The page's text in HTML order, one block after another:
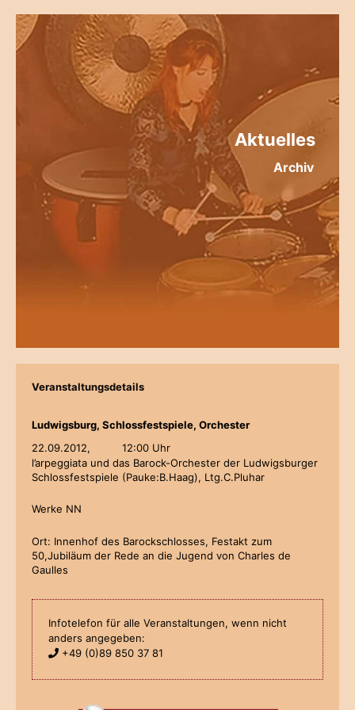
Aktuelles
Archiv
Veranstaltungsdetails
Ludwigsburg, Schlossfestspiele, Orchester
22.09.2012,
12:00 Uhr
l’arpeggiata und das Barock-Orchester der Ludwigsburger
Schlossfestspiele (Pauke:B.Haag), Ltg.C.Pluhar
Werke NN
Ort: Innenhof des Barockschlosses, Festakt zum
50,Jubiläum der Rede an die Jugend von Charles de
Gaulles
Infotelefon für alle Veranstaltungen, wenn nicht
anders angegeben:
+49 (0)89 850 37 81